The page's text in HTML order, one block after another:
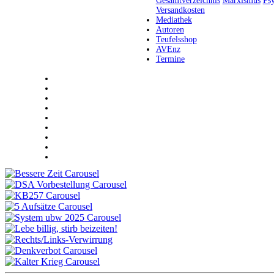
Versandkosten
Mediathek
Autoren
Teufelsshop
AVEnz
Termine